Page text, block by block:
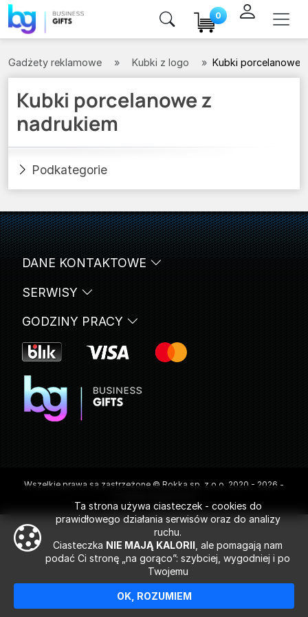
0
Ta strona używa ciasteczek - cookies do
prawidłowego działania serwisów oraz do analizy
ruchu.
Ciasteczka NIE MAJĄ KALORII , ale pomagają nam
podać Ci stronę „na gorąco”: szybciej, wygodniej i po
Twojemu
OK, ROZUMIEM
Gadżety reklamowe Kubki z logo Kubki porcelanowe
Kubki porcelanowe z
nadrukiem
Podkategorie
SERWISY
DANE KONTAKTOWE
GODZINY PRACY
Wszelkie prawa są zastrzeżone © Rokka sp. z o.o. 2020 - 2026 -